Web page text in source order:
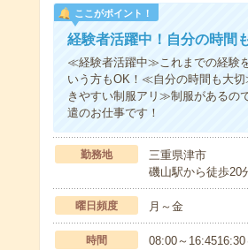
ここがポイント！
経験者活躍中！自分の時間
≪経験者活躍中≫これまでの経験
いう方もOK！≪自分の時間も大
きやすい制服アリ≫制服があるの
遣のお仕事です！
勤務地
三重県津市
磯山駅から徒歩20
曜日頻度 月～金
時間 08:00～